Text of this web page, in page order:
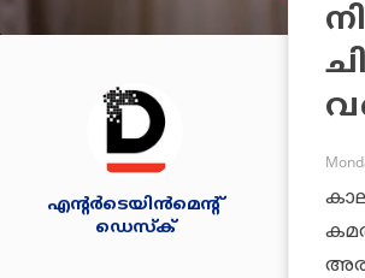
എന്റര്‍ടെയിന്‍മെന്റ്
ഡെസ്‌ക്